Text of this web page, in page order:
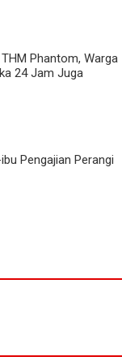
Phantom, Warga
24 Jam Juga
Pengajian Perangi